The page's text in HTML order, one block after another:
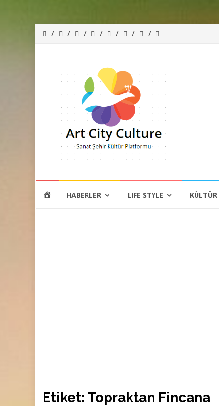
atla
HOMEHABERLER LIFE STYLE
Etiket: Topraktan Fincana